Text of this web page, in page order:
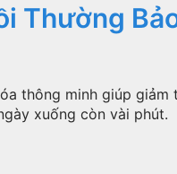
Thường
thông minh giúp giảm
xuống còn vài phút.